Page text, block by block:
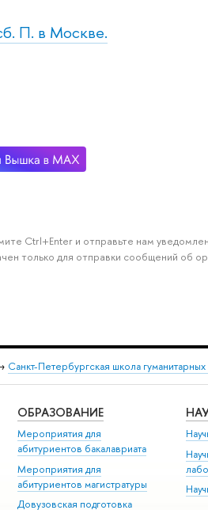
П. в Москве.
Ctrl+Enter и отправьте нам
только для отправки сообщений об
Санкт-Петербургская школа гуманитарных
ОБРАЗОВАНИЕ
Мероприятия для
абитуриентов бакалавриата
Мероприятия для
абитуриентов магистратуры
Довузовская подготовка